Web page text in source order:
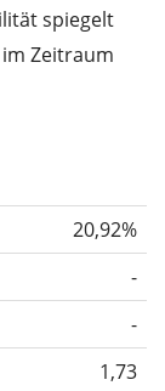
spiegelt
Zeitraum
Wir
Daten der
kannst, ob
stärker
20,92%
-
-
1,73